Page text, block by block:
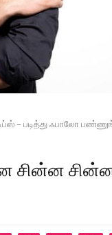
– படித்து ஃபாலோ
சின்ன